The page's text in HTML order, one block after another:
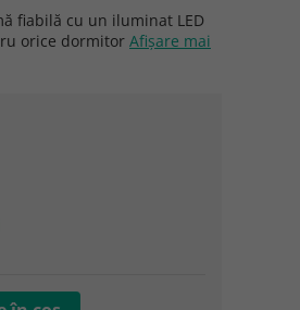
fiabilă cu un iluminat LED
orice dormitor Afişare mai